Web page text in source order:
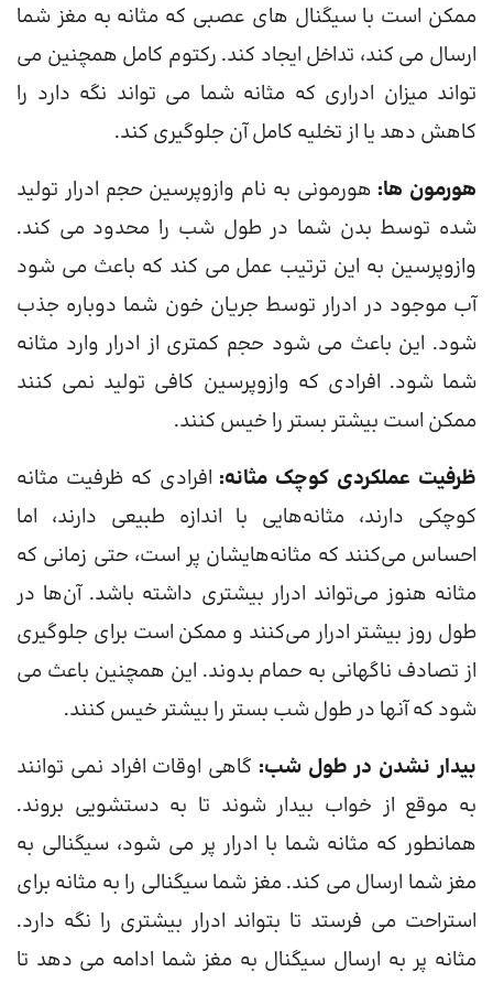
ممکن است با سیگنال های عصبی که مثانه به مغز شما
ارسال می کند، تداخل ایجاد کند. رکتوم کامل همچنین می
تواند میزان ادراری که مثانه شما می تواند نگه دارد را
کاهش دهد یا از تخلیه کامل آن جلوگیری کند.
هورمون ها: هورمونی به نام وازوپرسین حجم ادرار تولید
شده توسط بدن شما در طول شب را محدود می کند.
وازوپرسین به این ترتیب عمل می کند که باعث می شود
آب موجود در ادرار توسط جریان خون شما دوباره جذب
شود. این باعث می شود حجم کمتری از ادرار وارد مثانه
شما شود. افرادی که وازوپرسین کافی تولید نمی کنند
ممکن است بیشتر بستر را خیس کنند.
ظرفیت عملکردی کوچک مثانه: افرادی که ظرفیت مثانه
کوچکی دارند، مثانه‌هایی با اندازه طبیعی دارند، اما
احساس می‌کنند که مثانه‌هایشان پر است، حتی زمانی که
مثانه هنوز می‌تواند ادرار بیشتری داشته باشد. آن‌ها در
طول روز بیشتر ادرار می‌کنند و ممکن است برای جلوگیری
از تصادف ناگهانی به حمام بدوند. این همچنین باعث می
شود که آنها در طول شب بستر را بیشتر خیس کنند.
بیدار نشدن در طول شب: گاهی اوقات افراد نمی توانند
به موقع از خواب بیدار شوند تا به دستشویی بروند.
همانطور که مثانه شما با ادرار پر می شود، سیگنالی به
مغز شما ارسال می کند. مغز شما سیگنالی را به مثانه برای
استراحت می فرستد تا بتواند ادرار بیشتری را نگه دارد.
مثانه پر به ارسال سیگنال به مغز شما ادامه می دهد تا